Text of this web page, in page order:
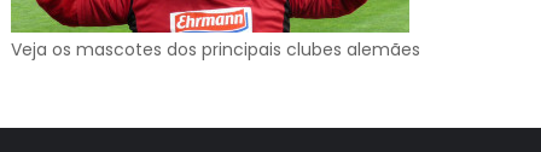
Veja os mascotes dos principais clubes alemães